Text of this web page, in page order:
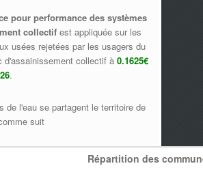
pour performance des systèmes
collectifest appliquée sur les
usées rejetées par les usagers du
d'assainissement collectif à 0.1625€
.
de l'eau se partagent le territoire de
suit
Répartition des